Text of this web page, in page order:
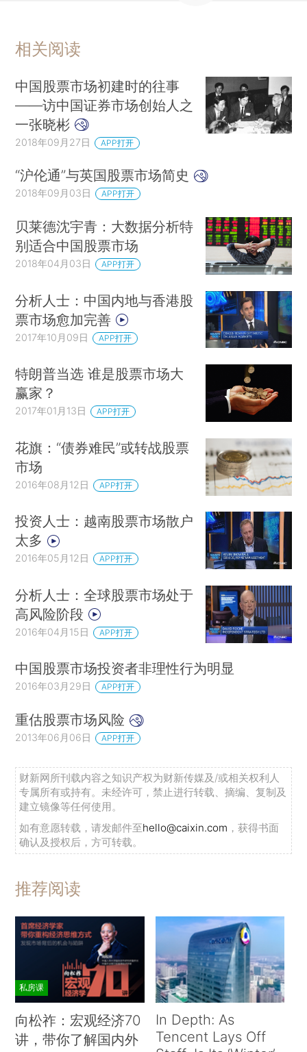
相关阅读
中国股票市场初建时的往事
——访中国证券市场创始人之
一张晓彬
2018年09月27日 APP打开
“沪伦通”与英国股票市场简史
2018年09月03日 APP打开
贝莱德沈宇青：大数据分析特
别适合中国股票市场
2018年04月03日 APP打开
分析人士：中国内地与香港股
票市场愈加完善
2017年10月09日 APP打开
特朗普当选 谁是股票市场大
赢家？
2017年01月13日 APP打开
花旗：“债券难民”或转战股票
市场
2016年08月12日 APP打开
投资人士：越南股票市场散户
太多
2016年05月12日 APP打开
分析人士：全球股票市场处于
高风险阶段
2016年04月15日 APP打开
中国股票市场投资者非理性行为明显
2016年03月29日 APP打开
重估股票市场风险
2013年06月06日 APP打开
财新网所刊载内容之知识产权为财新传媒及/或相关权利人
专属所有或持有。未经许可，禁止进行转载、摘编、复制及
建立镜像等任何使用。
如有意愿转载，请发邮件至hello@caixin.com ，获得书面
确认及授权后，方可转载。
推荐阅读
私房课
向松祚：宏观经济70
讲，带你了解国内外
In Depth: As
Tencent Lays Off